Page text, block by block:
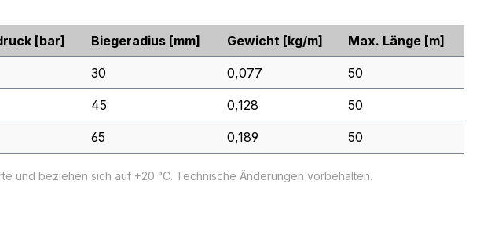
[bar] Biegeradius [mm] Gewicht [kg/m] Max. Länge [m]
30 0,077 50
45 0,128 50
65 0,189 50
und beziehen sich auf +20 °C. Technische Änderungen vorbehalten.